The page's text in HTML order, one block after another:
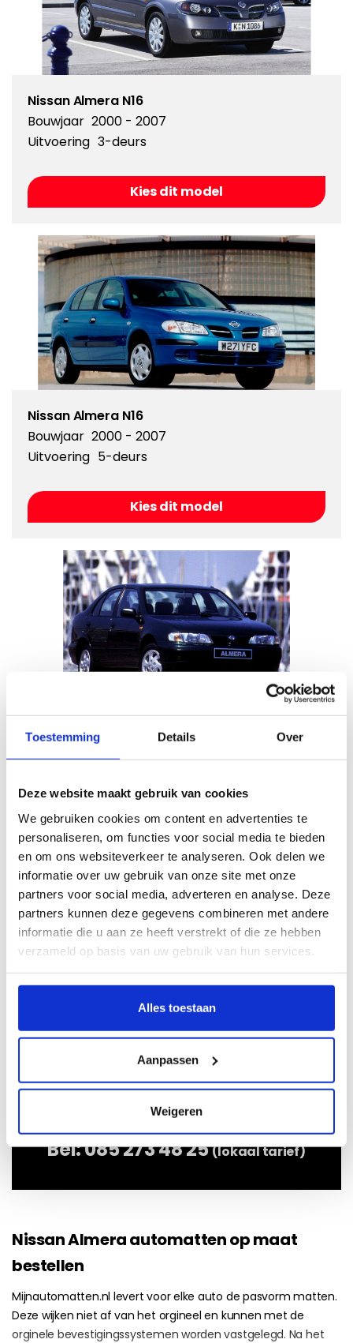
Toestemming Details Over
Deze website maakt gebruik van cookies
We gebruiken cookies om content en advertenties te
personaliseren, om functies voor social media te bieden
en om ons websiteverkeer te analyseren. Ook delen we
informatie over uw gebruik van onze site met onze
partners voor social media, adverteren en analyse. Deze
partners kunnen deze gegevens combineren met andere
informatie die u aan ze heeft verstrekt of die ze hebben
verzameld op basis van uw gebruik van hun services.
Alles toestaan
Aanpassen
Weigeren
Nissan Almera N16
Bouwjaar 2000 - 2007
Uitvoering 3-deurs
Kies dit model
Nissan Almera N16
Bouwjaar 2000 - 2007
Uitvoering 5-deurs
Kies dit model
Nissan Almera N15
Kies dit model
Ik weet het bouwjaar niet
Als u het bouwjaar niet weet van uw auto kunt u hier
op kenteken zoeken:
Bel:085 273 48 25 (lokaal tarief)
Nissan Almera automatten op maat
bestellen
Mijnautomatten.nl levert voor elke auto de pasvorm matten.
Deze wijken niet af van het orgineel en kunnen met de
orginele bevestigingssystemen worden vastgelegd. Na het